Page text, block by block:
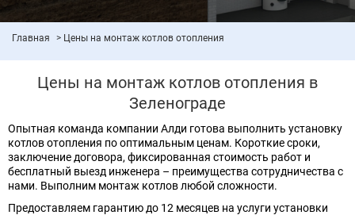
Главная Цены на монтаж котлов отопления
Цены на монтаж котлов отопления в
Зеленограде
Опытная команда компании Алди готова выполнить установку
котлов отопления по оптимальным ценам. Короткие сроки,
заключение договора, фиксированная стоимость работ и
бесплатный выезд инженера – преимущества сотрудничества с
нами. Выполним монтаж котлов любой сложности.
Предоставляем гарантию до 12 месяцев на услуги установки